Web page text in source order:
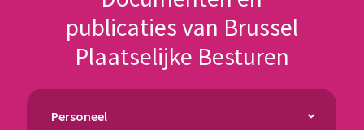
publicaties van Brussel
Plaatselijke Besturen